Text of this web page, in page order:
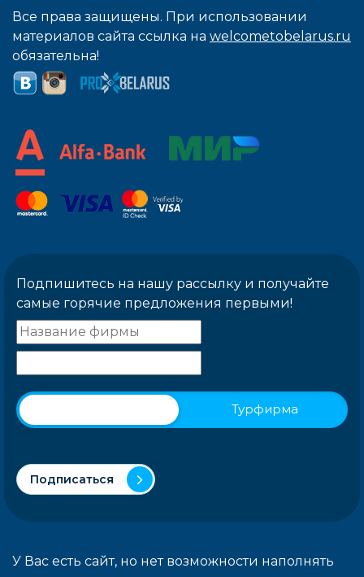
Все права защищены. При использовании
материалов сайта ссылка на welcometobelarus.ru
обязательна!
Подпишитесь на нашу рассылку и получайте
самые горячие предложения первыми!
Турфирма
Подписаться
У Вас есть сайт, но нет возможности наполнять